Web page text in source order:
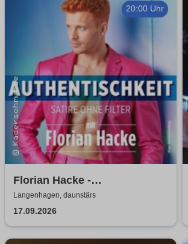
20:00 Uhr
Florian Hacke -
Authentischkeit
Langenhagen, daunstärs
17.09.2026